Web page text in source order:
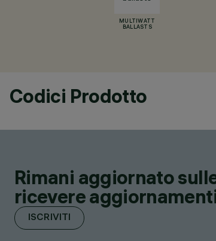
MULTIWATT
BALLASTS
Codici Prodotto
Rimani aggiornato
ricevere
ISCRIVITI